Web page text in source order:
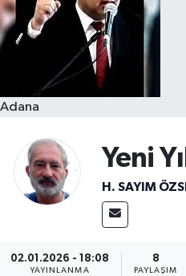
Adana
Yeni
H. SAYIM
02.01.2026 - 18:08
YAYINLANMA
8
PAYLAŞIM
Resmi İlanlar